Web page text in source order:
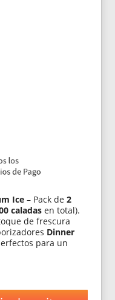
Ice – Pack de2
caladas en total).
de frescura
Dinner
para un